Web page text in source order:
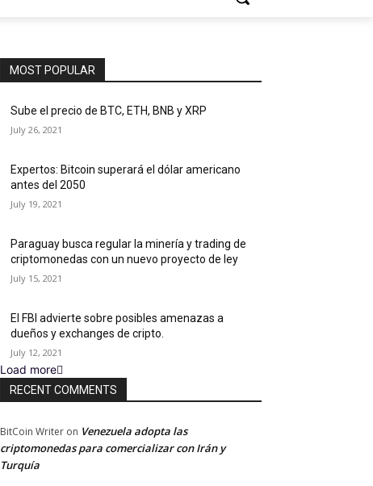
MOST POPULAR
Sube el precio de BTC, ETH, BNB y XRP
July 26, 2021
Expertos: Bitcoin superará el dólar americano
antes del 2050
July 19, 2021
Paraguay busca regular la minería y trading de
criptomonedas con un nuevo proyecto de ley
July 15, 2021
El FBI advierte sobre posibles amenazas a
dueños y exchanges de cripto.
July 12, 2021
Load more
RECENT COMMENTS
BitCoin Writer on Venezuela adopta las
criptomonedas para comercializar con Irán y
Turquía